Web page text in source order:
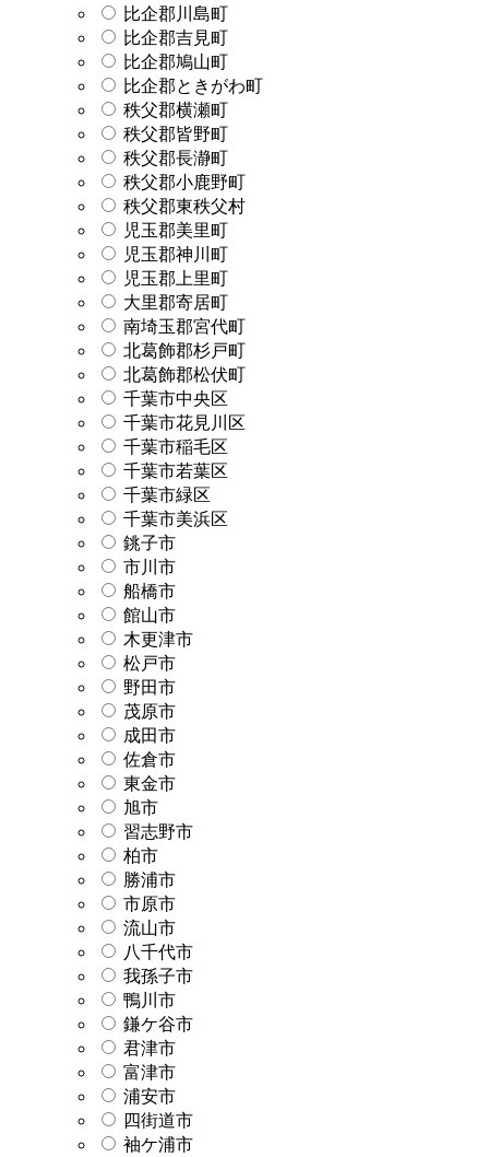
比企郡川島町
比企郡吉見町
比企郡鳩山町
比企郡ときがわ町
秩父郡横瀬町
秩父郡皆野町
秩父郡長瀞町
秩父郡小鹿野町
秩父郡東秩父村
児玉郡美里町
児玉郡神川町
児玉郡上里町
大里郡寄居町
南埼玉郡宮代町
北葛飾郡杉戸町
北葛飾郡松伏町
千葉市中央区
千葉市花見川区
千葉市稲毛区
千葉市若葉区
千葉市緑区
千葉市美浜区
銚子市
市川市
船橋市
館山市
木更津市
松戸市
野田市
茂原市
成田市
佐倉市
東金市
旭市
習志野市
柏市
勝浦市
市原市
流山市
八千代市
我孫子市
鴨川市
鎌ケ谷市
君津市
富津市
浦安市
四街道市
袖ケ浦市